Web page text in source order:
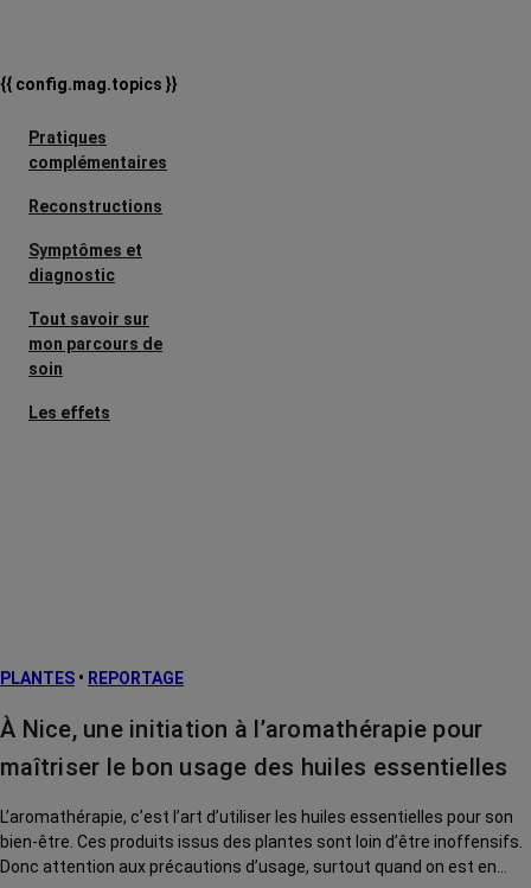
{{ config.mag.topics }}
Pratiques
complémentaires
Reconstructions
Symptômes et
diagnostic
Tout savoir sur
mon parcours de
soin
Les effets
Traitements
La vie autour
PLANTES • REPORTAGE
À Nice, une initiation à l’aromathérapie pour
maîtriser le bon usage des huiles essentielles
L’aromathérapie, c’est l’art d’utiliser les huiles essentielles pour son
bien-être. Ces produits issus des plantes sont loin d’être inoffensifs.
Donc attention aux précautions d’usage, surtout quand on est en